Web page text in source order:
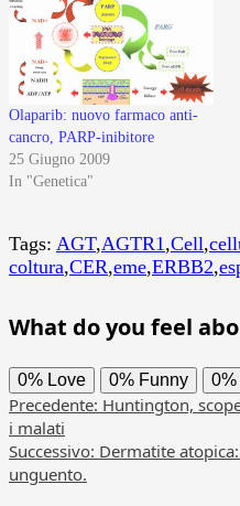
Olaparib: nuovo farmaco anti-
cancro, PARP-inibitore
25 Giugno 2009
In "Genetica"
Tags: AGT,AGTR1,Cell,
coltura,CER,eme,ERBB2,
What do you feel
0% Love 0% Funny 0%
Navigazione
articolo
Precedente: Huntington,
i malati
Successivo: Dermatite
unguento.